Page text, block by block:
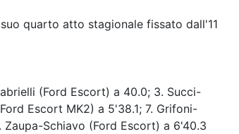
quarto atto stagionale fissato dall'11
(Ford Escort) a 40.0; 3. Succi-
Escort MK2) a 5'38.1; 7. Grifoni-
Schiavo (Ford Escort) a 6'40.3